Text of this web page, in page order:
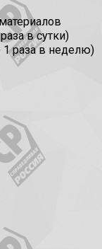
в сутки)
раза в неделю)